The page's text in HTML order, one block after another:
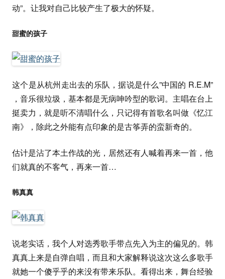
动”。让我对自己比较产生了极大的怀疑。
甜蜜的孩子
这个是从杭州走出去的乐队，据说是什么”中国的 R.E.M”
，音乐很垃圾，基本都是无病呻吟型的歌词。主唱在台上
挺卖力，就是听不清唱什么，只记得有首歌名叫做《忆江
南》，除此之外能有点印象的是古筝弄的蛮新奇的。
估计是沾了本土作战的光，居然还有人喊着再来一首，他
们就真的不客气，再来一首…
韩真真
说老实话，我个人对选秀歌手带点先入为主的偏见的。韩
真真上来是自弹自唱，而且和大家解释说这次这么多歌手
就她一个傻乎乎的来没有带来乐队。看得出来，舞台经验